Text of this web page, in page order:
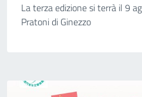
La terza edizione si terrà il 9
Pratoni di Ginezzo